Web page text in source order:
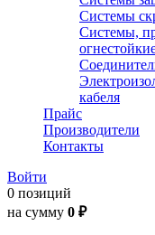
Системы
Системы,
кабеля
Прайс
Производители
Контакты
Войти
0 позиций
на сумму 0 ₽